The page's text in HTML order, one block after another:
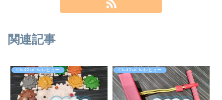
関連記事
ChaChaChaレビュー ChaChaChaレビュー